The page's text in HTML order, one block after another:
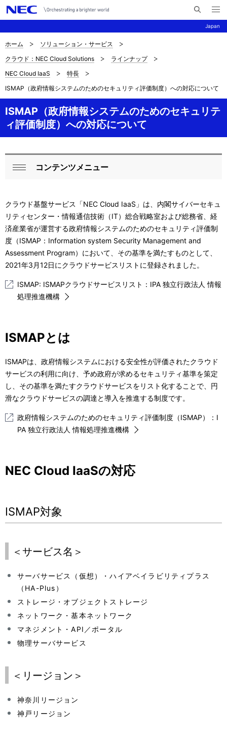
Japan
イ
メ
ニ
ュ
ナ
ビ
ゲ
ー
シ
ョ
サ
イ
ト
の
現
を
表
示
て
。
ホーム
ソリューション・サービス
クラウド：NEC Cloud Solutions
ラインナップ
NEC Cloud IaaS
特長
ISMAP（政府情報システムのためのセキュリティ評価制度）への対応について
ISMAP（政府情報システムのためのセキュリテ
ィ評価制度）への対応について
ロ
カ
ル
ナ
ビ
ゲ
ョ
ン
る
コンテンツメニュー
クラウド基盤サービス「NEC Cloud IaaS」は、内閣サイバーセキュ
リティセンター・情報通信技術（IT）総合戦略室および総務省、経
済産業省が運営する政府情報システムのためのセキュリティ評価制
度（ISMAP：Information system Security Management and
Assessment Program）において、その基準を満たすものとして、
2021年3月12日にクラウドサービスリストに登録されました。
ISMAP: ISMAPクラウドサービスリスト：IPA 独立行政法人 情報
処理推進機構
ISMAPとは
ISMAPは、政府情報システムにおける安全性が評価されたクラウド
サービスの利用に向け、予め政府が求めるセキュリティ基準を策定
し、その基準を満たすクラウドサービスをリスト化することで、円
滑なクラウドサービスの調達と導入を推進する制度です。
政府情報システムのためのセキュリティ評価制度（ISMAP）：I
PA 独立行政法人 情報処理推進機構
NEC Cloud IaaSの対応
ISMAP対象
＜サービス名＞
サーバサービス（仮想）・ハイアベイラビリティプラス
（HA-Plus）
ストレージ・オブジェクトストレージ
ネットワーク・基本ネットワーク
マネジメント・API／ポータル
物理サーバサービス
＜リージョン＞
神奈川リージョン
神戸リージョン